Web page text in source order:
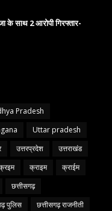
के साथ 2 आरोपी गिरफ्तार-
Pradesh
Uttar pradesh
उत्तरप्रदेश
उत्तराखंड
क्राइम
क्राईम
छत्तीसगढ़
पुलिस छत्तीसगढ़ राजनीती